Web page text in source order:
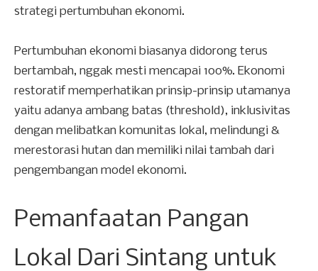
strategi pertumbuhan ekonomi.
Pertumbuhan ekonomi biasanya didorong terus
bertambah, nggak mesti mencapai 100%. Ekonomi
restoratif memperhatikan prinsip-prinsip utamanya
yaitu adanya ambang batas (threshold), inklusivitas
dengan melibatkan komunitas lokal, melindungi &
merestorasi hutan dan memiliki nilai tambah dari
pengembangan model ekonomi.
Pemanfaatan Pangan
Lokal Dari Sintang untuk